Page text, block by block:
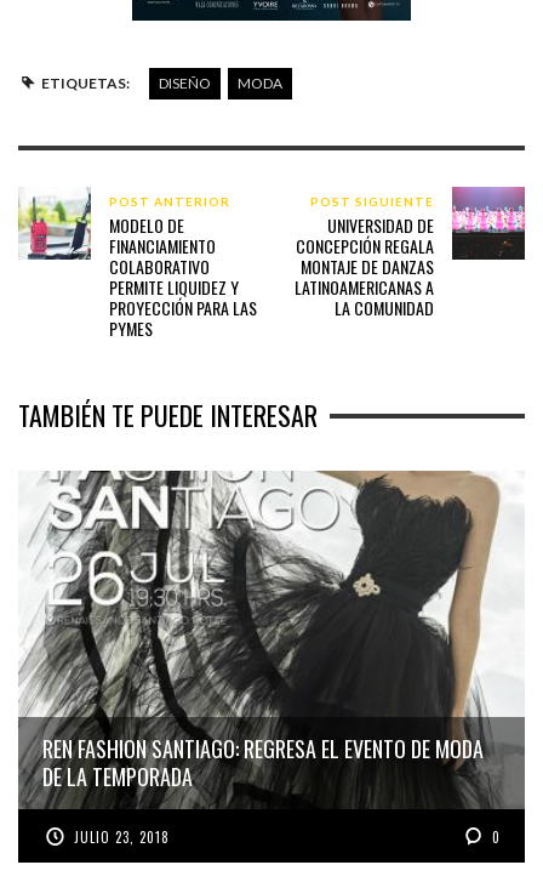
ETIQUETAS: DISEÑO MODA
POST ANTERIOR
MODELO DE
FINANCIAMIENTO
COLABORATIVO
PERMITE LIQUIDEZ Y
PROYECCIÓN PARA LAS
PYMES
POST SIGUIENTE
UNIVERSIDAD DE
CONCEPCIÓN REGALA
MONTAJE DE DANZAS
LATINOAMERICANAS A
LA COMUNIDAD
TAMBIÉN TE PUEDE INTERESAR
REN FASHION SANTIAGO: REGRESA EL EVENTO DE MODA
DE LA TEMPORADA
JULIO 23, 2018 0